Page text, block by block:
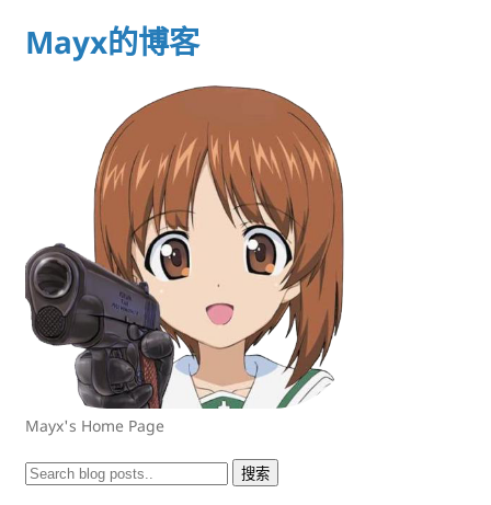
Mayx的博客
Mayx's Home Page